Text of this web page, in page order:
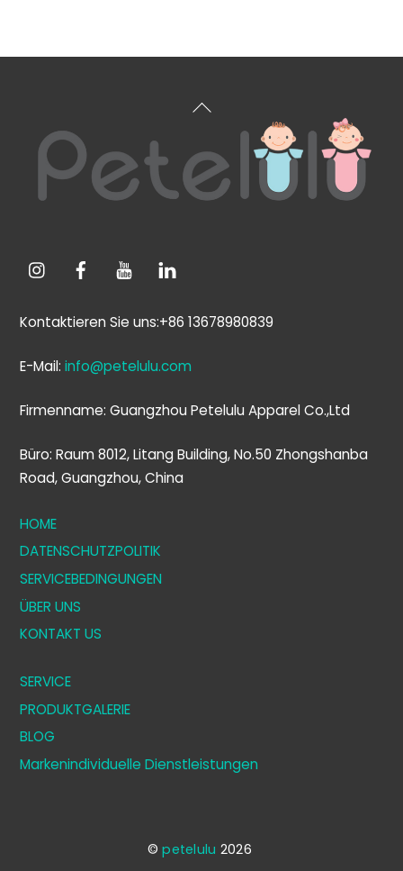
Zurück
Anfang
Kontaktieren Sie uns:+86 13678980839
E-Mail:info@petelulu.com
Firmenname: Guangzhou Petelulu Apparel Co.,Ltd
Büro: Raum 8012, Litang Building, No.50 Zhongshanba
Road, Guangzhou, China
HOME
DATENSCHUTZPOLITIK
SERVICEBEDINGUNGEN
ÜBER UNS
KONTAKT US
SERVICE
PRODUKTGALERIE
BLOG
Markenindividuelle Dienstleistungen
©petelulu 2026